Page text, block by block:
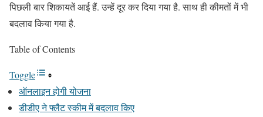
पिछली बार शिकायतें आई हैं. उन्हें दूर कर दिया गया है. साथ ही कीमतों में भी
बदलाव किया गया है.
Table of Contents
Toggle
ऑनलाइन होगी योजना
डीडीए ने फ्लैट स्कीम में बदलाव किए